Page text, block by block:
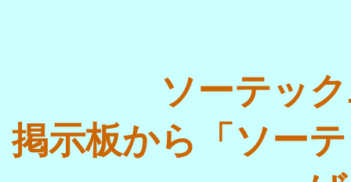
ソーテッ
掲示板から「ソー